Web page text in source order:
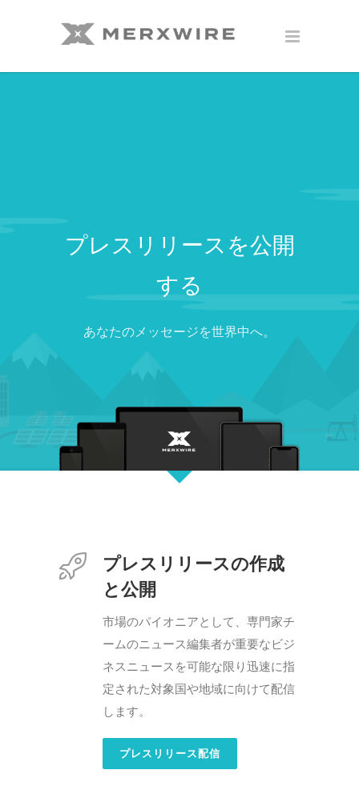
プレスリリースを公開
する
あなたのメッセージを世界中へ。
プレスリリースの作成
と公開
市場のパイオニアとして、専門家チ
ームのニュース編集者が重要なビジ
ネスニュースを可能な限り迅速に指
定された対象国や地域に向けて配信
します。
プレスリリース配信